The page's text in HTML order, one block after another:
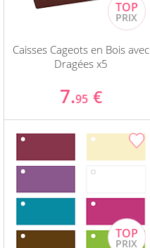
Caisses Cageots en Bois avec
Dragées x5
7.95 €